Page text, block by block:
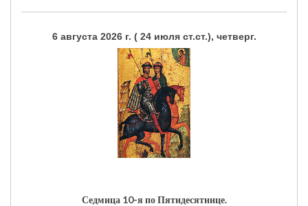
6 августа 2026 г. ( 24 июля ст.ст.), четверг.
Седмица 10-я по Пятидесятнице.